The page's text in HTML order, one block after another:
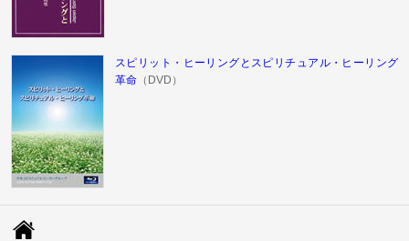
スピリット・ヒーリングとスピリチュアル・ヒーリング
革命 （DVD）